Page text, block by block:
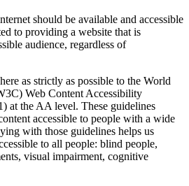
should be available and accessible
to providing a website that is
audience, regardless of
as strictly as possible to the World
Web Content Accessibility
at the AA level. These guidelines
accessible to people with a wide
with those guidelines helps us
to all people: blind people,
visual impairment, cognitive